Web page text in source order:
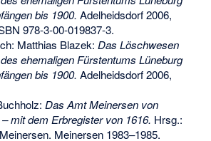
bis 1900. Adelheidsdorf 2006,
978-3-00-019837-3.
Matthias Blazek:Das Löschwesen
ehemaligen Fürstentums Lüneburg
bis 1900. Adelheidsdorf 2006,
Das Amt Meinersen von
– mit dem Erbregister von 1616. Hrsg.:
Meinersen 1983–1985.